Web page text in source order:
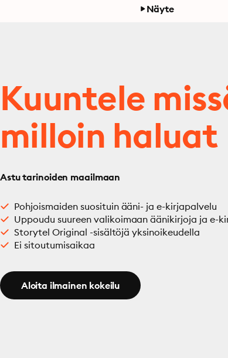
Näyte
Kuuntele
milloin haluat
Astu tarinoiden maailmaan
Pohjoismaiden suosituin ääni- ja e-kirjapalvelu
Uppoudu suureen valikoimaan äänikirjoja ja e-
Storytel Original -sisältöjä yksinoikeudella
Ei sitoutumisaikaa
Aloita ilmainen kokeilu